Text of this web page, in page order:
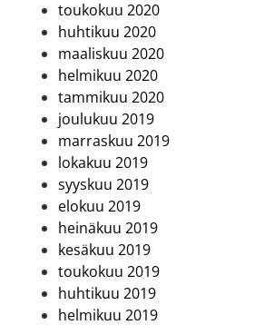
toukokuu 2020
huhtikuu 2020
maaliskuu 2020
helmikuu 2020
tammikuu 2020
joulukuu 2019
marraskuu 2019
lokakuu 2019
syyskuu 2019
elokuu 2019
heinäkuu 2019
kesäkuu 2019
toukokuu 2019
huhtikuu 2019
helmikuu 2019